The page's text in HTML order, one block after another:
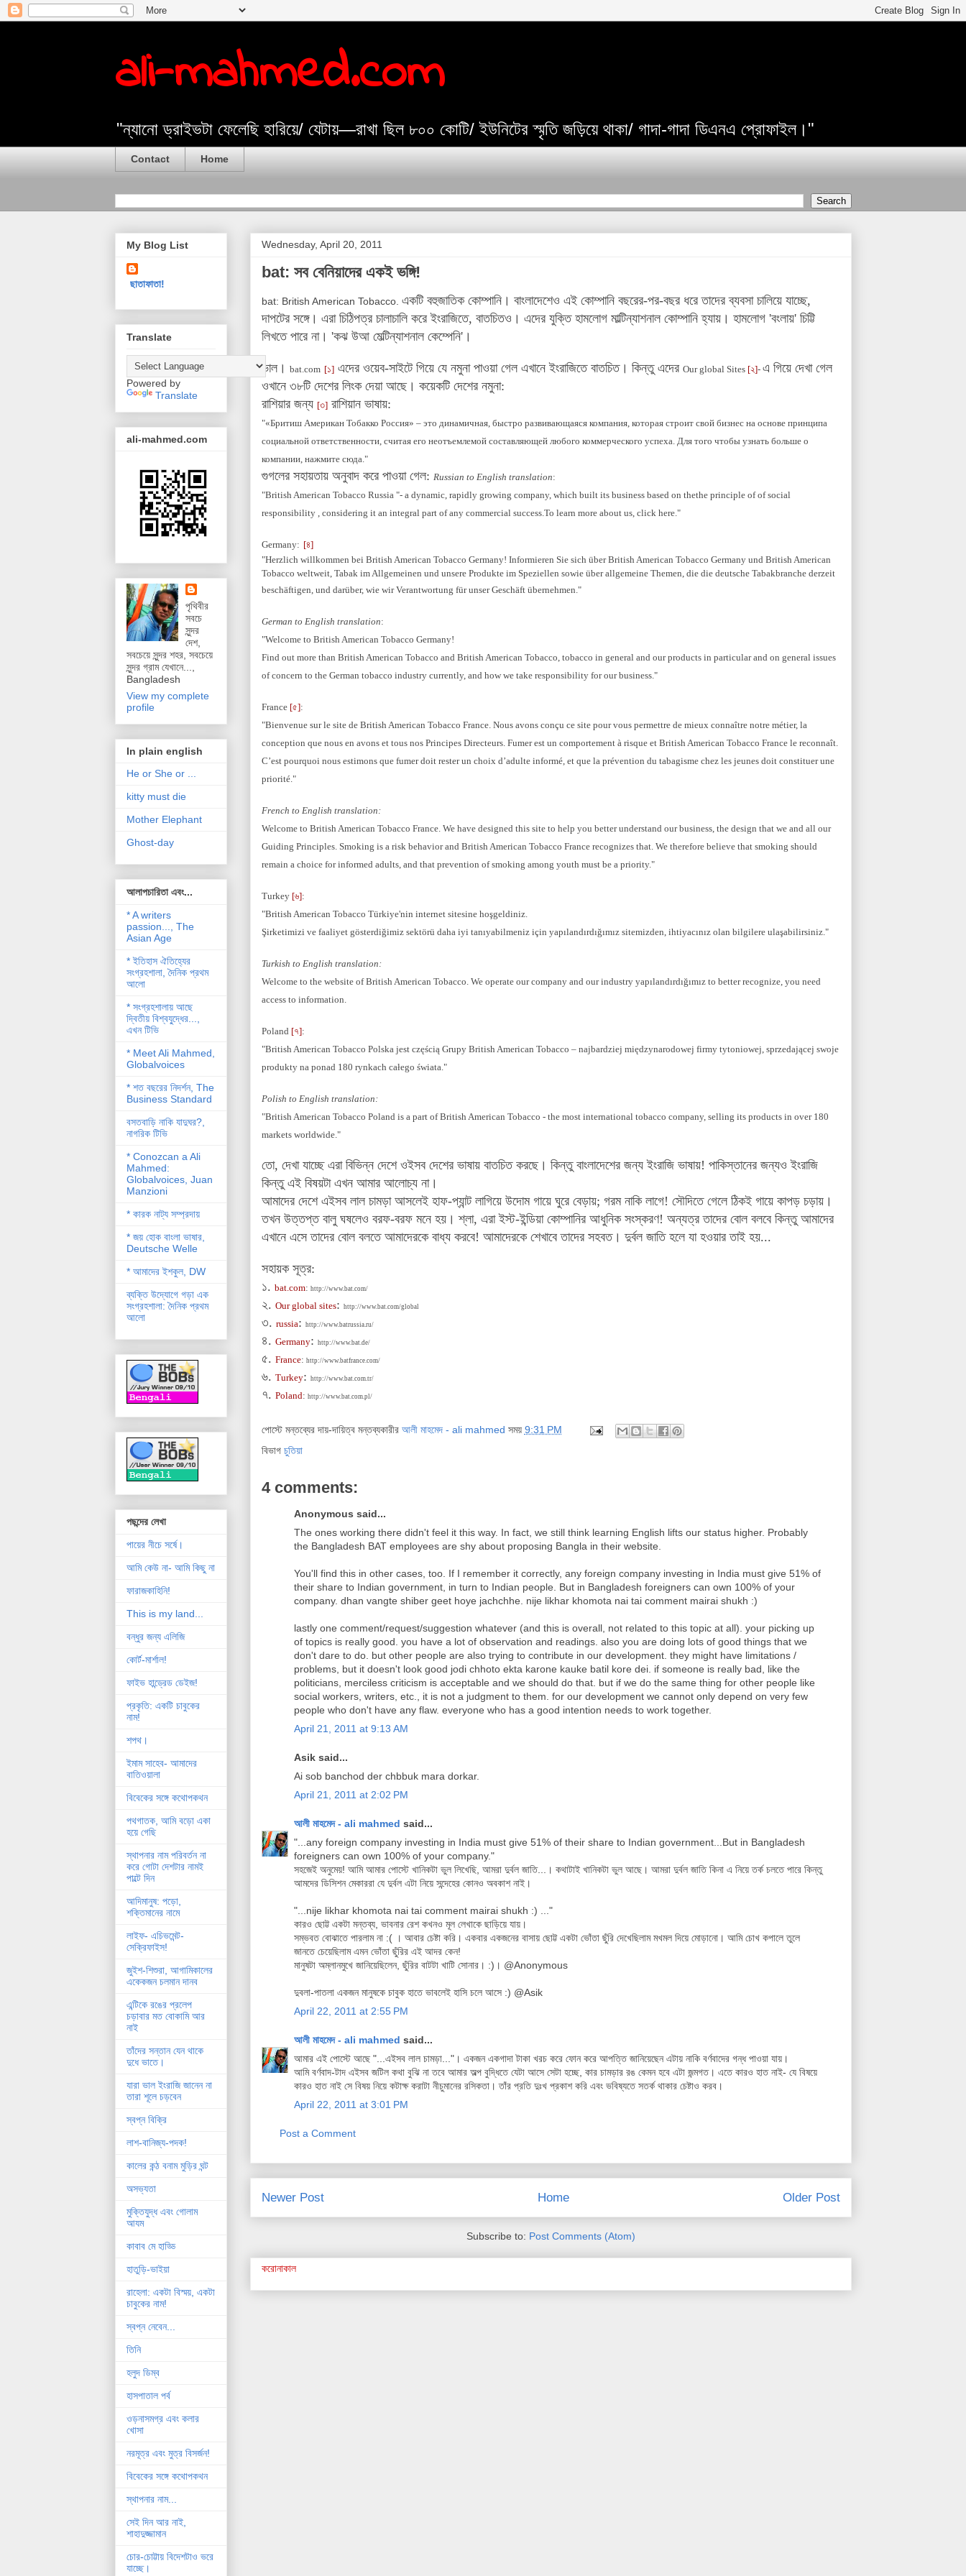
ali-mahmed.com
"ন্যানো ড্রাইভটা ফেলেছি হারিয়ে/ যেটায়—রাখা ছিল ৮০০ কোটি/ ইউনিটের স্মৃতি জড়িয়ে থাকা/ গাদা-গাদা ডিএনএ প্রোফাইল।"
Contact Home
Wednesday, April 20, 2011
bat: সব বেনিয়াদের একই ভঙ্গি!
bat: British American Tobacco. ­ একটি বহুজাতিক কোম্পানি। বাংলাদেশেও এই কোম্পানি বছরের-পর-বছর ধরে তাদের ব্যবসা চালিয়ে যাচ্ছে,
দাপটের সঙ্গে। এরা চিঠিপত্র চালাচালি করে ইংরাজিতে, বাতচিতও। এদের যুক্তি হামলোগ মাল্টিন্যাশনাল কোম্পানি হ্যায়। হামলোগ 'বংলায়' চিট্টি
লিখতে পারে না। 'কঝ উআ মেল্টিন্যাশনাল কেম্পেনি'।
ভাল। bat.com [১]এদের ওয়েব-সাইটে গিয়ে যে নমুনা পাওয়া গেল এখানে ইংরাজিতে বাতচিত। কিন্তু এদের Our global Sites [২]- এ গিয়ে দেখা গেল
ওখানে ৩৮টি দেশের লিংক দেয়া আছে। কয়েকটি দেশের নমুনা:
রাশিয়ার জন্য [৩] রাশিয়ান ভাষায়:
"«Бритиш Американ Тобакко Россия» – это динамичная, быстро развивающаяся компания, которая строит свой бизнес на основе принципа
социальной ответственности, считая его неотъемлемой составляющей любого коммерческого успеха. Для того чтобы узнать больше о
компании, нажмите сюда."
গুগলের সহায়তায় অনুবাদ করে পাওয়া গেল: Russian to English translation:
"British American Tobacco Russia "- a dynamic, rapidly growing company, which built its business based on thethe principle of of social
responsibility , considering it an integral part of any commercial success.To learn more about us, click here."
Germany: [৪]
"Herzlich willkommen bei British American Tobacco Germany! Informieren Sie sich über British American Tobacco Germany und British American
Tobacco weltweit, Tabak im Allgemeinen und unsere Produkte im Speziellen sowie über allgemeine Themen, die die deutsche Tabakbranche derzeit
beschäftigen, und darüber, wie wir Verantwortung für unser Geschäft übernehmen."
German to English translation:
"Welcome to British American Tobacco Germany!
Find out more than British American Tobacco and British American Tobacco, tobacco in general and our products in particular and on general issues
of concern to the German tobacco industry currently, and how we take responsibility for our business."
France [৫]:
"Bienvenue sur le site de British American Tobacco France. Nous avons conçu ce site pour vous permettre de mieux connaître notre métier, la
conception que nous en avons et tous nos Principes Directeurs. Fumer est un comportement à risque et British American Tobacco France le reconnaît.
C’est pourquoi nous estimons que fumer doit rester un choix d’adulte informé, et que la prévention du tabagisme chez les jeunes doit constituer une
priorité."
French to English translation:
Welcome to British American Tobacco France. We have designed this site to help you better understand our business, the design that we and all our
Guiding Principles. Smoking is a risk behavior and British American Tobacco France recognizes that. We therefore believe that smoking should
remain a choice for informed adults, and that prevention of smoking among youth must be a priority."
Turkey [৬]:
"British American Tobacco Türkiye'nin internet sitesine hoşgeldiniz.
Şirketimizi ve faaliyet gösterdiğimiz sektörü daha iyi tanıyabilmeniz için yapılandırdığımız sitemizden, ihtiyacınız olan bilgilere ulaşabilirsiniz."
Turkish to English translation:
Welcome to the website of British American Tobacco. We operate our company and our industry yapılandırdığımız to better recognize, you need
access to information.
Poland [৭]:
"British American Tobacco Polska jest częścią Grupy British American Tobacco – najbardziej międzynarodowej firmy tytoniowej, sprzedającej swoje
produkty na ponad 180 rynkach całego świata."
Polish to English translation:
"British American Tobacco Poland is a part of British American Tobacco - the most international tobacco company, selling its products in over 180
markets worldwide."
তো, দেখা যাচ্ছে এরা বিভিন্ন দেশে ওইসব দেশের ভাষায় বাতচিত করছে। কিন্তু বাংলাদেশের জন্য ইংরাজি ভাষায়! পাকিস্তানের জন্যও ইংরাজি
কিন্তু এই বিষয়টা এখন আমার আলোচ্য না।
আমাদের দেশে এইসব লাল চামড়া আসলেই হাফ-প্যান্ট লাগিয়ে উদোম গায়ে ঘুরে বেড়ায়; গরম নাকি লাগে! সৌদিতে গেলে ঠিকই গায়ে কাপড় চড়ায়।
তখন উত্তপ্ত বালু ঘষলেও বরফ-বরফ মনে হয়।শ্লা, এরা ইস্ট-ইন্ডিয়া কোম্পানির আধুনিক সংস্করণ! অন্যত্র তাদের বোল বলবে কিন্তু আমাদের
এখানে এসে তাদের বোল বলতে আমাদেরকে বাধ্য করবে! আমাদেরকে শেখাবে তাদের সহবত। দুর্বল জাতি হলে যা হওয়ার তাই হয়...
সহায়ক সূত্র:
১. bat.com: http://www.bat.com/
২. Our global sites: http://www.bat.com/global
৩. russia: http://www.batrussia.ru/
৪. Germany: http://www.bat.de/
৫. France: http://www.batfrance.com/
৬. Turkey: http://www.bat.com.tr/
৭. Poland: http://www.bat.com.pl/
পোস্টে মন্তব্যের দায়-দায়িত্ব মন্তব্যকারীর আলী মাহমেদ - ali mahmed সময় 9:31 PM
বিভাগ চুতিয়া
4 comments:
Anonymous said...
The ones working there didn't feel it this way. In fact, we still think learning English lifts our status higher. Probably
the Bangladesh BAT employees are shy about proposing Bangla in their website.
You'll find this in other cases, too. If I remember it correctly, any foreign company investing in India must give 51% of
their share to Indian government, in turn to Indian people. But in Bangladesh foreigners can own 100% of your
company. dhan vangte shiber geet hoye jachchhe. nije likhar khomota nai tai comment mairai shukh :)
lastly one comment/request/suggestion whatever (and this is overall, not related to this topic at all). your picking up
of topics is really good. you have a lot of observation and readings. also you are doing lots of good things that we
don't dare to do. but other people are also trying to contribute in our development. they might have limitations /
problems, but it doesn't look good jodi chhoto ekta karone kauke batil kore dei. if someone is really bad, like the
politicians, merciless criticism is acceptable and we should do that. but if we do the same thing for other people like
social workers, writers, etc., it is not a judgment to them. for our development we cannot only depend on very few
people who don't have any flaw. everyone who has a good intention needs to work together.
April 21, 2011 at 9:13 AM
Asik said...
Ai sob banchod der chbbuk mara dorkar.
April 21, 2011 at 2:02 PM
আলী মাহমেদ - ali mahmed said...
"...any foreign company investing in India must give 51% of their share to Indian government...But in Bangladesh
foreigners can own 100% of your company."
সহজেই অনুমেয়! আমি আমার পোস্টে খানিকটা ভুল লিখেছি, আমরা দুর্বল জাতি...। কথাটাই খানিকটা ভুল আছে। আমরা দুর্বল জাতি কিনা এ নিয়ে তর্ক চলতে পারে কিন্তু
আমদের ডিসিশন মেকাররা যে দুর্বল এটা নিয়ে সন্দেহের কোনও অবকাশ নাই।
"...nije likhar khomota nai tai comment mairai shukh :) ..."
কারও ছোট্ট একটা মন্তব্য, ভাবনার রেশ কখনও মূল লেখাকে ছাড়িয়ে যায়।
সম্ভবত বোঝাতে পারলাম না :( । আবার চেষ্টা করি। একবার একজনের বাসায় ছোট্ট একটা ভোঁতা ছুঁরি দেখেছিলাম মখমল দিয়ে মোড়ানো। আমি চোখ কপালে তুলে
জানতে চেয়েছিলাম এমন ভোঁতা ছুঁরির এই আদর কেন!
মানুষটা অম্লানমুখে জানিয়েছিলেন, ছুঁরির বাটটা খাটি সোনার। :)। @Anonymous
দুবলা-পাতলা একজন মানুষকে চাবুক হাতে ভাবলেই হাসি চলে আসে :) @Asik
April 22, 2011 at 2:55 PM
আলী মাহমেদ - ali mahmed said...
আমার এই পোস্টে আছে "...এইসব লাল চামড়া..."। একজন একগাদা টাকা খরচ করে ফোন করে আপত্তি জানিয়েছেন এটায় নাকি বর্ণবাদের গন্ধ পাওয়া যায়।
আমি বর্ণবাদ-টাদ এইসব জটিল কথা বুঝি না তবে আমার অল্প বুদ্ধিতে যেটা আসে সেটা হচ্ছে, কার চামড়ার রঙ কেমন হবে এটা জন্মগত। এতে কারও হাত নাই- যে বিষয়ে
কারও হাত নাই সে বিষয় নিয়ে কটাক্ষ করাটা নীচুমানের রসিকতা। তাঁর প্রতি দুঃখ প্রকাশ করি এবং ভবিষ্যতে সতর্ক থাকার চেষ্টাও করব।
April 22, 2011 at 3:01 PM
Post a Comment
Newer Post Older Post
Home
Subscribe to: Post Comments (Atom)
করোনাকাল
My Blog List
ছাতাফাতা!
Translate
Powered by
Translate
ali-mahmed.com
পৃথিবীর
সবচে
সুন্দর
দেশ,
সবচেয়ে সুন্দর শহর, সবচেয়ে
সুন্দর গ্রাম যেখানে...,
Bangladesh
View my complete
profile
In plain english
He or She or ...
kitty must die
Mother Elephant
Ghost-day
আলাপচারিতা এবং...
* A writers
passion..., The
Asian Age
* ইতিহাস ঐতিহ্যের
সংগ্রহশালা, দৈনিক প্রথম
আলো
* সংগ্রহশালায় আছে
দ্বিতীয় বিশ্বযু্দ্ধের...,
এখন টিভি
* Meet Ali Mahmed,
Globalvoices
* শত বছরের নিদর্শন, The
Business Standard
বসতবাড়ি নাকি যাদুঘর?,
নাগরিক টিভি
* Conozcan a Ali
Mahmed:
Globalvoices, Juan
Manzioni
* কারক নাট্য সম্প্রদায়
* জয় হোক বাংলা ভাষার,
Deutsche Welle
* আমাদের ইশকুল, DW
ব্যক্তি উদ্যোগে গড়া এক
সংগ্রহশালা: দৈনিক প্রথম
আলো
পছন্দের লেখা
পায়ের নীচে সর্ষে।
আমি কেউ না- আমি কিছু না
ফারাজকাহিনি!
This is my land...
বন্ধুর জন্য এলিজি
কোর্ট-মার্শাল!
ফাইভ হান্ড্রেড ডেইজ!
প্রকৃতি: একটি চাবুকের
নাম!
শপথ।
ইমাম সাহেব- আমাদের
বাতিওয়ালা
বিবেকের সঙ্গে কথোপকথন
পথগাতক, আমি বড়ো একা
হয়ে গেছি
স্থাপনার নাম পরিবর্তন না
করে গোটা দেশটার নামই
পাল্টে দিন
আদিমানুষ: পড়ো,
শক্তিমানের নামে
লাইফ- এচিভমেন্ট-
সেক্রিফাইস!
জুইশ-শিশুরা, আগামিকালের
একেকজন চলমান দানব
এন্টিকে রঙের প্রলেপ
চড়াবার মত বোকামি আর
নাই
তাঁদের সন্তান যেন থাকে
দুধে ভাতে।
যারা ভাল ইংরাজি জানেন না
তারা শূলে চড়বেন
স্বপ্ন বিক্রি
লাশ-বানিজ্য-পদক!
কালের কন্ঠ বনাম মুড়ির ঘন্ট
অসভ্যতা
মুক্তিযুদ্ধ এবং গোলাম
আযম
কাবাব মে হাড্ডি
হাতুড়ি-ভাইয়া
রাহেলা: একটা বিস্ময়, একটা
চাবুকের নাম!
স্বপ্ন নেবেন...
তিনি
হলুদ ডিম্ব
হাসপাতাল পর্ব
ওড়নাসমগ্র এবং কলার
খোসা
নরমূত্র এবং মুত্র বিসর্জন!
বিবেকের সঙ্গে কথোপকথন
স্থাপনার নাম...
সেই দিন আর নাই,
শাহাদুজ্জামান
চোর-চোট্টায় বিদেশটাও ভরে
যাচ্ছে।